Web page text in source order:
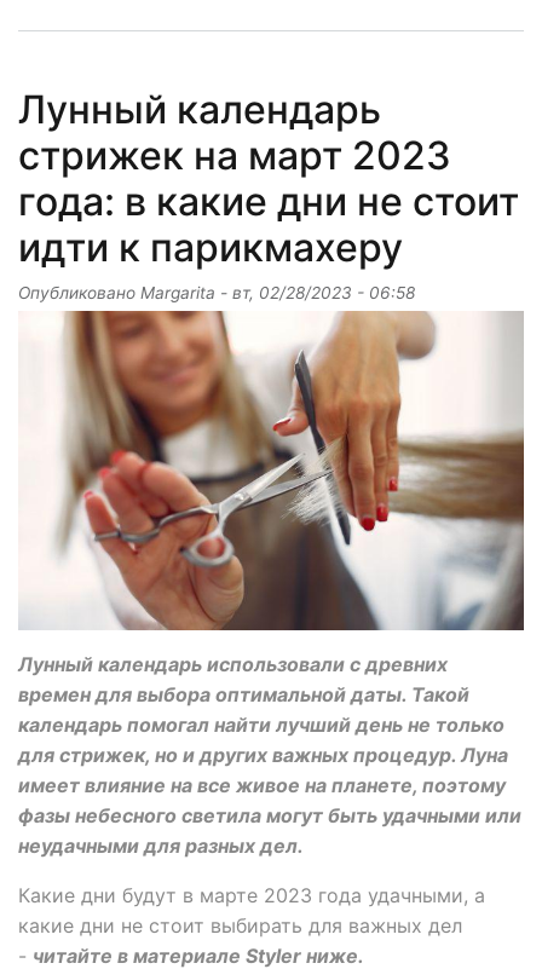
Лунный календарь
стрижек на март 2023
года: в какие дни не стоит
идти к парикмахеру
Опубликовано Margarita - вт, 02/28/2023 - 06:58
Лунный календарь использовали с древних
времен для выбора оптимальной даты. Такой
календарь помогал найти лучший день не только
для стрижек, но и других важных процедур. Луна
имеет влияние на все живое на планете, поэтому
фазы небесного светила могут быть удачными или
неудачными для разных дел.
Какие дни будут в марте 2023 года удачными, а
какие дни не стоит выбирать для важных дел
- читайте в материале Styler ниже.